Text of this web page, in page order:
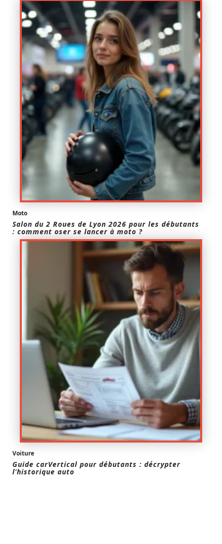
Moto
Salon du 2 Roues de Lyon 2026 pour les débutants
: comment oser se lancer à moto ?
Voiture
Guide carVertical pour débutants : décrypter
l’historique auto